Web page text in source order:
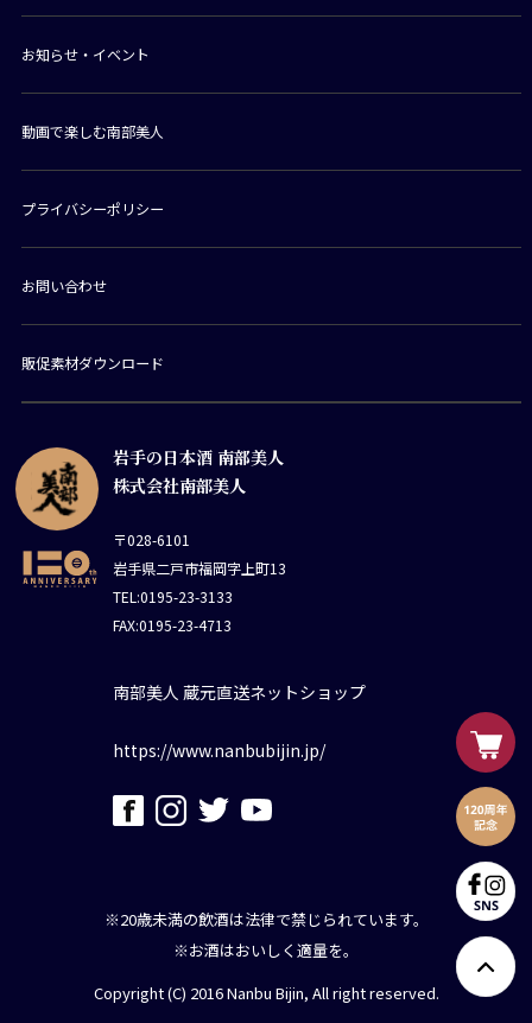
岩手の日本酒 南部美人
株式会社南部美人
〒028-6101
岩手県二戸市福岡字上町13
TEL:0195-23-3133
FAX:0195-23-4713
南部美人 蔵元直送ネットショップ
https://www.nanbubijin.jp/
お知らせ・イベント
動画で楽しむ南部美人
プライバシーポリシー
お問い合わせ
販促素材ダウンロード
※20歳未満の飲酒は法律で禁じられています。
※お酒はおいしく適量を。
Copyright (C) 2016 Nanbu Bijin, All right reserved.